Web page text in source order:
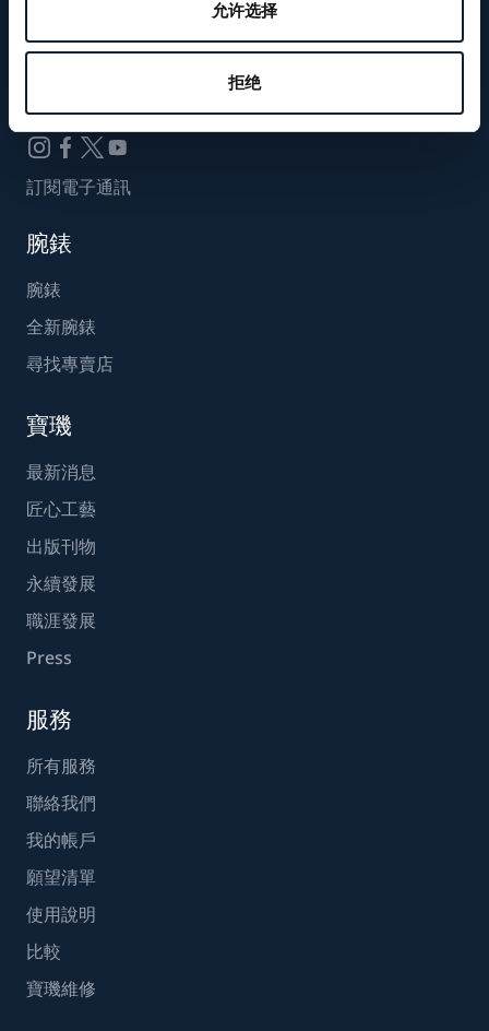
允许选择
拒绝
WeChat ID
Breguet_China
訂閱電子通訊
腕錶
腕錶
全新腕錶
尋找專賣店
寶璣
最新消息
匠心工藝
出版刊物
永續發展
職涯發展
Press
服務
所有服務
聯絡我們
我的帳戶
願望清單
使用說明
比較
寶璣維修